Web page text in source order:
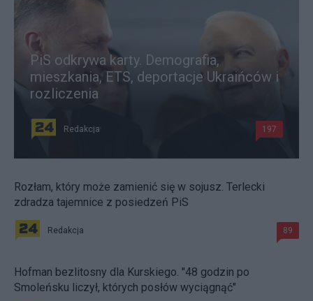
PiS odkrywa karty. Demografia,
mieszkania, ETS, deportacje Ukraińców i
rozliczenia
Redakcja 197
Rozłam, który może zamienić się w sojusz. Terlecki
zdradza tajemnice z posiedzeń PiS
Redakcja 89
Hofman bezlitosny dla Kurskiego. "48 godzin po
Smoleńsku liczył, których posłów wyciągnąć"